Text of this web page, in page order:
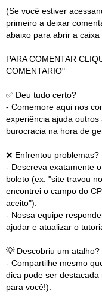
(Se você estiver
primeiro a deixar
abaixo para abrir a
PARA COMENTAR
COMENTARIO"
✅ Deu tudo certo?
- Comemore aqui nos
experiência ajuda
burocracia na hora de
❌ Enfrentou problemas?
- Descreva exatamente
boleto (ex: "site travou
encontrei o campo do
aceito").
- Nossa equipe
ajudar e atualizar o
💡 Descobriu um atalho?
- Compartilhe mesmo
dica pode ser
para você!).